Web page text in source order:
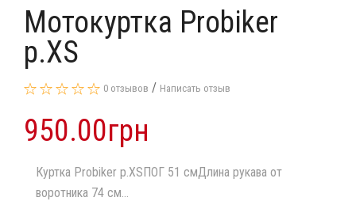
Мотокуртка Probiker
р.XS
0 отзывов / Написать отзыв
950.00грн
Куртка Probiker р.XSПОГ 51 смДлина рукава от
воротника 74 см...